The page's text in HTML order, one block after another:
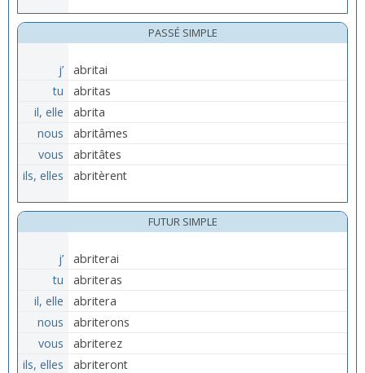
PASSÉ SIMPLE
j’
abritai
tu
abritas
il, elle
abrita
nous
abritâmes
vous
abritâtes
ils, elles
abritèrent
FUTUR SIMPLE
j’
abriterai
tu
abriteras
il, elle
abritera
nous
abriterons
vous
abriterez
ils, elles
abriteront